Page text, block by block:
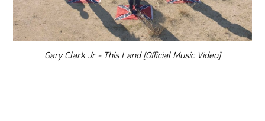
00:00
Gary Clark Jr - This Land [Official Music Video]
DODAJ TEN FILM DO PLAYLISTY